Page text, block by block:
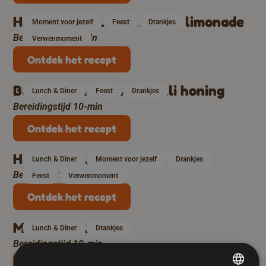
Honingzoete bessensiroop limonade
Bereidingstijd 5-min
Ontdek het recept
Moment voor jezelf Feest
Drankjes
Verwenmoment
Bubbels met peer en Meli honing
Bereidingstijd 10-min
Ontdek het recept
Lunch & Diner Feest Drankjes
Honing citroen mocktail
Bereidingstijd 10-min
Ontdek het recept
Lunch & Diner Moment voor jezelf
Drankjes
Feest
Verwenmoment
Mocktail monster
Bereidingstijd 10-min
Lunch & Diner Drankjes